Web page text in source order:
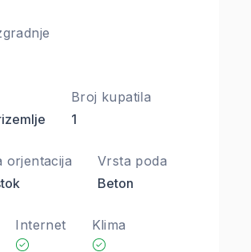
Broj kupatila
1
orjentacija
Vrsta poda
Beton
Internet Klima